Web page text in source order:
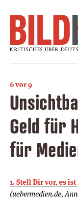
6 vor 9
Geld für
für
1. Stell Dir vor, es
(uebermedien.de,